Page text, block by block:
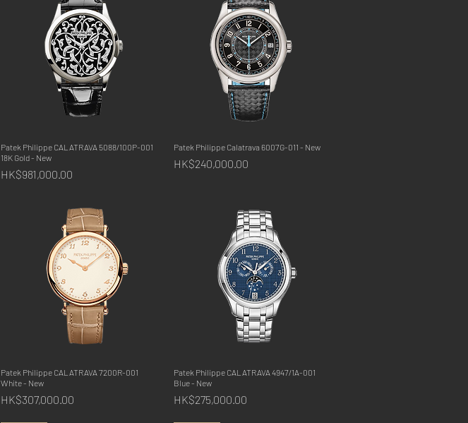
快速瀏覽
Patek Philippe CALATRAVA 5088/100P-001
18K Gold - New
價格
HK$981,000.00
快速瀏覽
Patek Philippe Calatrava 6007G-011 - New
價格
HK$240,000.00
快速瀏覽
Patek Philippe CALATRAVA 7200R-001
White - New
價格
HK$307,000.00
快速瀏覽
Patek Philippe CALATRAVA 4947/1A-001
Blue - New
價格
HK$275,000.00